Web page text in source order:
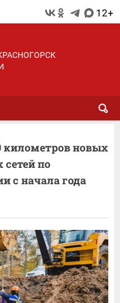
12+
километров новых
сетей по
с начала года